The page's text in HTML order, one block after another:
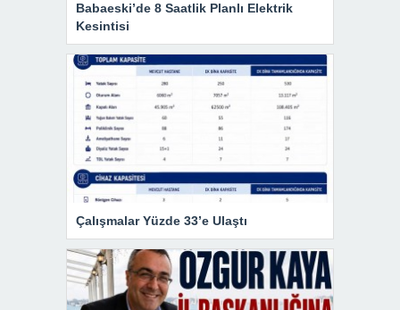
Babaeski’de 8 Saatlik Planlı Elektrik
Kesintisi
Çalışmalar Yüzde 33’e Ulaştı